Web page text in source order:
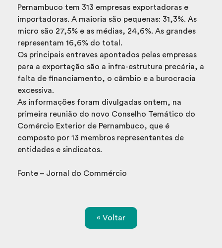
Pernambuco tem 313 empresas exportadoras e
importadoras. A maioria são pequenas: 31,3%. As
micro são 27,5% e as médias, 24,6%. As grandes
representam 16,6% do total.
Os principais entraves apontados pelas empresas
para a exportação são a infra-estrutura precária, a
falta de financiamento, o câmbio e a burocracia
excessiva.
As informações foram divulgadas ontem, na
primeira reunião do novo Conselho Temático do
Comércio Exterior de Pernambuco, que é
composto por 13 membros representantes de
entidades e sindicatos.
Fonte – Jornal do Commércio
« Voltar